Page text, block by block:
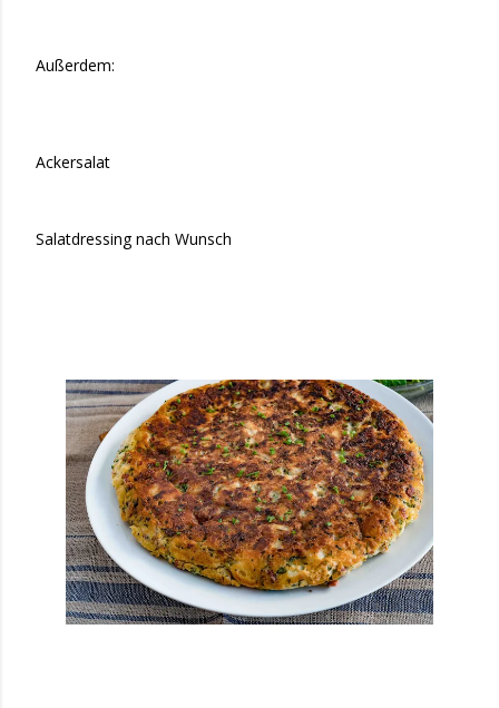
Außerdem:
Ackersalat
Salatdressing nach Wunsch